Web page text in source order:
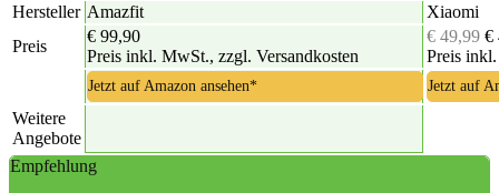
Hersteller Amazfit
Xiaomi
Preis
€ 99,90
Preis inkl. MwSt., zzgl. Versandkosten
€ 49,99 €
Preis
Jetzt auf Amazon ansehen* Jetzt auf
Weitere
Angebote
Empfehlung